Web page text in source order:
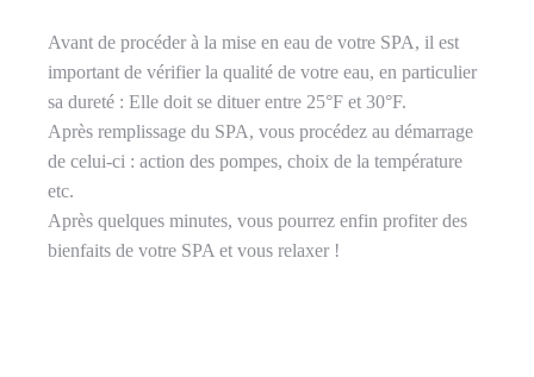
Avant de procéder à la mise en eau de votre SPA, il est
important de vérifier la qualité de votre eau, en particulier
sa dureté : Elle doit se dituer entre 25°F et 30°F.
Après remplissage du SPA, vous procédez au démarrage
de celui-ci : action des pompes, choix de la température
etc.
Après quelques minutes, vous pourrez enfin profiter des
bienfaits de votre SPA et vous relaxer !